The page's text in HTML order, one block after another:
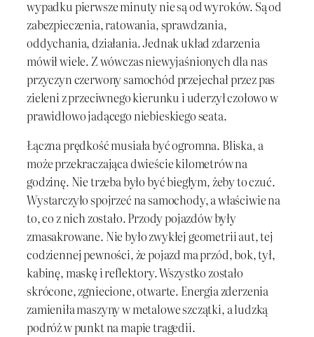
wypadku pierwsze minuty nie są od wyroków. Są od
zabezpieczenia, ratowania, sprawdzania,
oddychania, działania. Jednak układ zdarzenia
mówił wiele. Z wówczas niewyjaśnionych dla nas
przyczyn czerwony samochód przejechał przez pas
zieleni z przeciwnego kierunku i uderzył czołowo w
prawidłowo jadącego niebieskiego seata.
Łączna prędkość musiała być ogromna. Bliska, a
może przekraczająca dwieście kilometrów na
godzinę. Nie trzeba było być biegłym, żeby to czuć.
Wystarczyło spojrzeć na samochody, a właściwie na
to, co z nich zostało. Przody pojazdów były
zmasakrowane. Nie było zwykłej geometrii aut, tej
codziennej pewności, że pojazd ma przód, bok, tył,
kabinę, maskę i reflektory. Wszystko zostało
skrócone, zgniecione, otwarte. Energia zderzenia
zamieniła maszyny w metalowe szczątki, a ludzką
podróż w punkt na mapie tragedii.